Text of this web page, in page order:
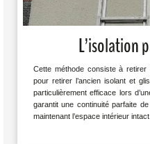
L’isolation
Cette méthode consiste à
pour retirer l’ancien isolant et
particulièrement efficace lors
garantit une continuité parfaite de
maintenant l’espace intérieur intact.